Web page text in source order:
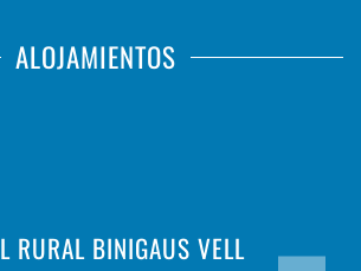
ALOJAMIENTOS
RURAL BINIGAUS VELL